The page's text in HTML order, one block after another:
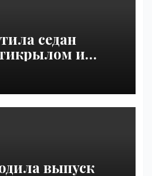
седан
и
|
выпуск